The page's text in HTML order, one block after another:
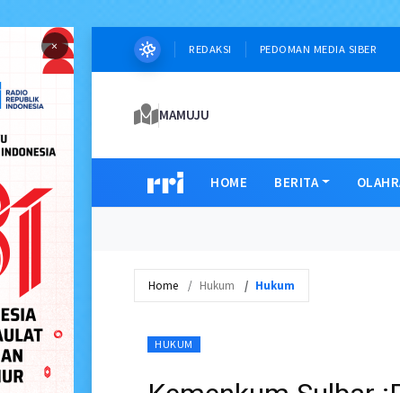
× REDAKSI PEDOMAN MEDIA SIBER
MAMUJU
HOME BERITA
Home Hukum Hukum
HUKUM